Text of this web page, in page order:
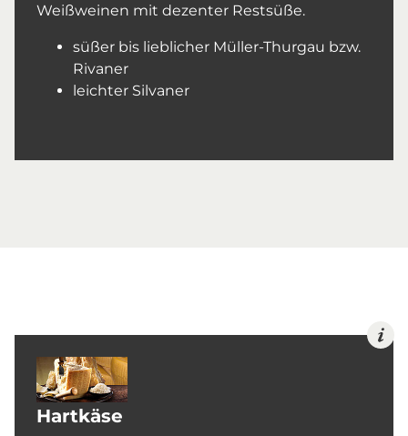
Weißweinen mit dezenter Restsüße.
süßer bis lieblicher Müller-Thurgau bzw.
Rivaner
leichter Silvaner
Hartkäse